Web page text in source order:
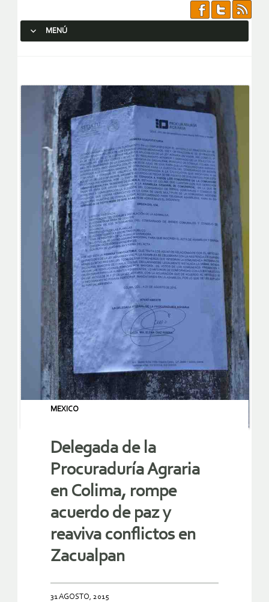
MENÚ
MEXICO
Delegada de la
Procuraduría Agraria
en Colima, rompe
acuerdo de paz y
reaviva conflictos en
Zacualpan
31 AGOSTO, 2015